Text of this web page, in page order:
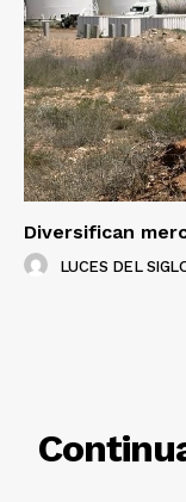
Diversifican
LUCES DEL